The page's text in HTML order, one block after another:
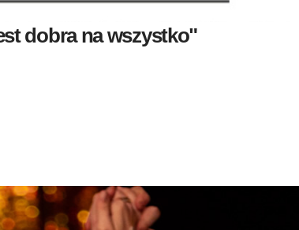
dobra na wszystko"